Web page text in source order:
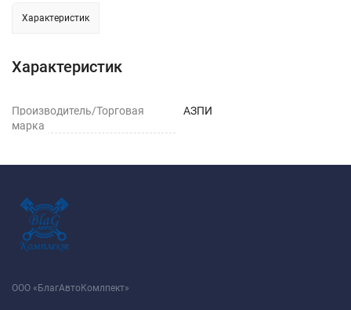
Характеристик
Характеристик
Производитель/Торговая
марка
АЗПИ
ООО «БлагАвтоКомлпект»